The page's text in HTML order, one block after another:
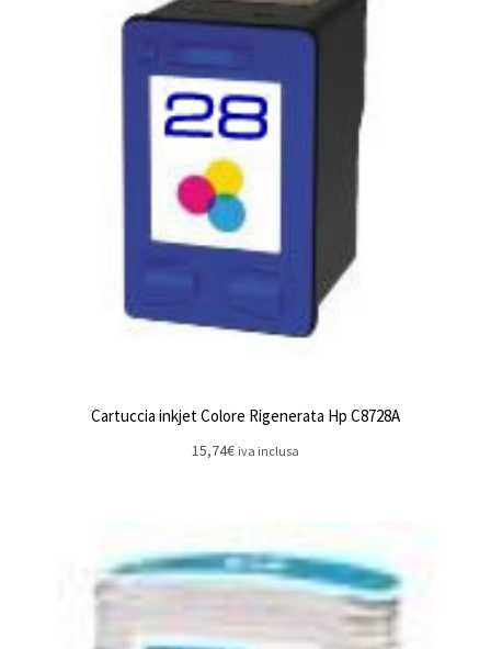
Cartuccia inkjet Colore Rigenerata Hp C8728A
15,74€ iva inclusa